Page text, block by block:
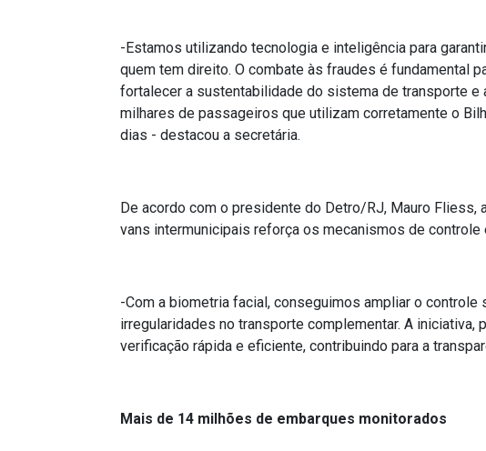
-Estamos utilizando tecnologia e inteligência para
quem tem direito. O combate às fraudes é fundamental
fortalecer a sustentabilidade do sistema de transporte e
milhares de passageiros que utilizam corretamente o
dias - destacou a secretária.
De acordo com o presidente do Detro/RJ, Mauro Fliess,
vans intermunicipais reforça os mecanismos de
-Com a biometria facial, conseguimos ampliar o
irregularidades no transporte complementar. A iniciativa,
verificação rápida e eficiente, contribuindo para a
Mais de 14 milhões de embarques monitorados